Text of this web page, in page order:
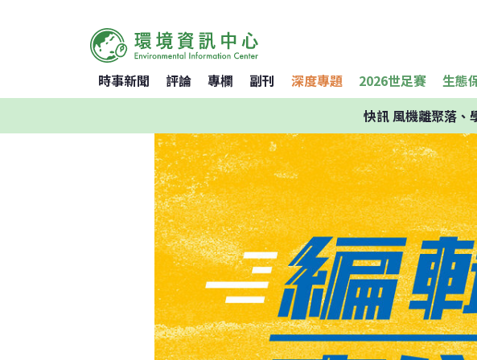
時事新聞 評論 專欄 副刊 深度專題 2026世足賽 生態
快訊風機離聚落、